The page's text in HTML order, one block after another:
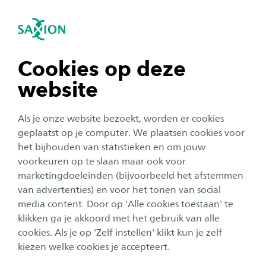
Cookies op deze
website
Als je onze website bezoekt, worden er cookies
geplaatst op je computer. We plaatsen cookies voor
het bijhouden van statistieken en om jouw
voorkeuren op te slaan maar ook voor
marketingdoeleinden (bijvoorbeeld het afstemmen
van advertenties) en voor het tonen van social
media content. Door op 'Alle cookies toestaan' te
klikken ga je akkoord met het gebruik van alle
cookies. Als je op 'Zelf instellen' klikt kun je zelf
kiezen welke cookies je accepteert.
Navigatie openen
tonen
tonen
tonen
tonen
sluiten
Integrale Veiligheidskunde
Subnavigatie tonen
Toelatingseisen 2026-2027
Om te beginnen met de deeltijd opleiding
Integrale Veiligheidskunde moet je voldoen aan
de toelatingseisen. Kijk hieronder welke
vooropleiding, welk profiel en welke vakken je
nodig hebt voor toelating. Daarnaast beschik je
over een relevante praktijkomgeving.
Persoonlijk Studieadvies op maat gesprek
Benieuwd of deze opleiding bij je past? Vraag dan
een Studieadvies op maat gesprek aan. Dit gesprek
is zowel informerend als adviserend.